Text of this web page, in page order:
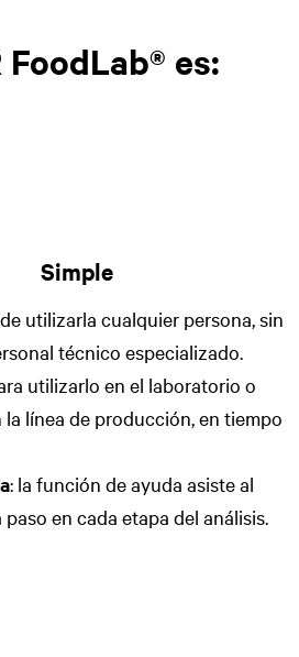
FoodLab® es:
Simple
utilizarla cualquier persona, sin
técnico especializado.
utilizarlo en el laboratorio o
línea de producción, en tiempo
: la función de ayuda asiste al
en cada etapa del análisis.